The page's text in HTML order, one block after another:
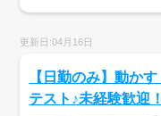
更新日:04月16日
【日勤のみ】動か
テスト♪未経験歓迎